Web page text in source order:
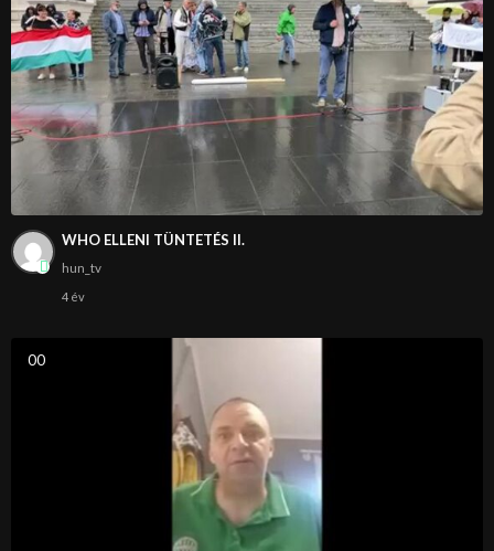
WHO ELLENI TÜNTETÉS II.
hun_tv
4 év
00